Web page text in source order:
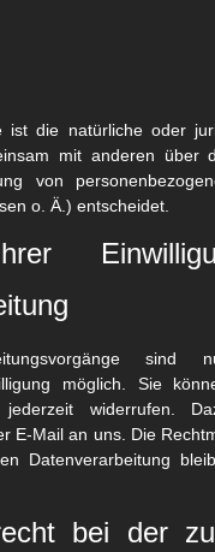
ist die natürliche oder
mit anderen über
von
o. Ä.) entscheidet.
möglich. Sie
jederzeit widerrufen.
E-Mail an uns. Die
Datenverarbeitung
bei der